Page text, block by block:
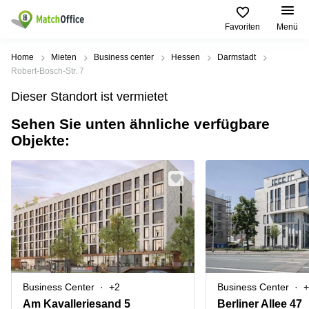
Favoriten Menü
Mieten / Vermieten
Produktseiten
Büro
mieten
Coworking
Space
Seminarraum
Virtuelles
Büro
Beliebte
Städte
Büro
mieten
Geschäftsadresse
Hamburg
Geschäftsadresse
mieten
Düsseldorf
Geschäftsadresse
Stuttgart
Büro
Beliebte
Suchanfragen
Regus
Dortmund
Dortmund
Office Club
Ballindamm
3
Rahel-
Hirsch-
Straße
Hilfe
Über uns
Büro vermieten
Preis
Log-in
Home Mieten Business center Hessen
Darmstadt
Robert-Bosch-Str. 7
Dieser Standort ist vermietet
Sehen Sie unten ähnliche verfügbare
Objekte:
Business Center +2
Am Kavalleriesand 5
Business Center
Berliner Allee 47